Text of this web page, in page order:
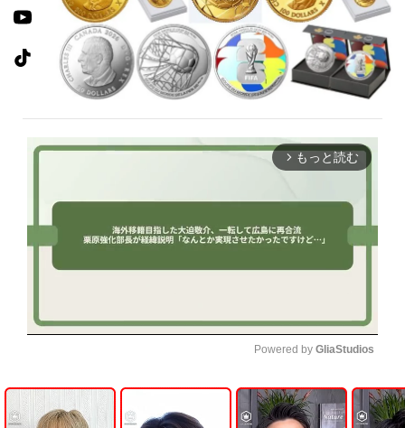
arrow_forward_ios もっと読む
n
m
Powered by GliaStudios